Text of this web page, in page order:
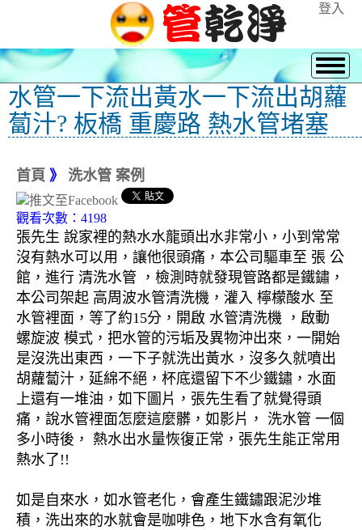
登入
水管一下流出黃水一下流出胡蘿
蔔汁? 板橋 重慶路 熱水管堵塞
首頁 》 洗水管 案例
觀看次數：4198
張先生 說家裡的熱水水龍頭出水非常小，小到常常
沒有熱水可以用，讓他很頭痛，本公司驅車至 張 公
館，進行 清洗水管 ，檢測時就發現管路都是鐵鏽，
本公司架起 高周波水管清洗機，灌入 檸檬酸水 至
水管裡面，等了約15分，開啟 水管清洗機 ，啟動
螺旋波 模式，把水管的污垢及異物沖出來，一開始
是沒洗出東西，一下子就洗出黃水，沒多久就噴出
胡蘿蔔汁，延綿不絕，杯底還留下不少鐵鏽，水面
上還有一堆油，如下圖片，張先生看了就覺得頭
痛，說水管裡面怎麼這麼髒，如影片， 洗水管 一個
多小時後， 熱水出水量恢復正常，張先生能正常用
熱水了!!
如是自來水，如水管老化，會產生鐵鏽跟泥沙堆
積，洗出來的水就會是咖啡色，地下水含有氧化